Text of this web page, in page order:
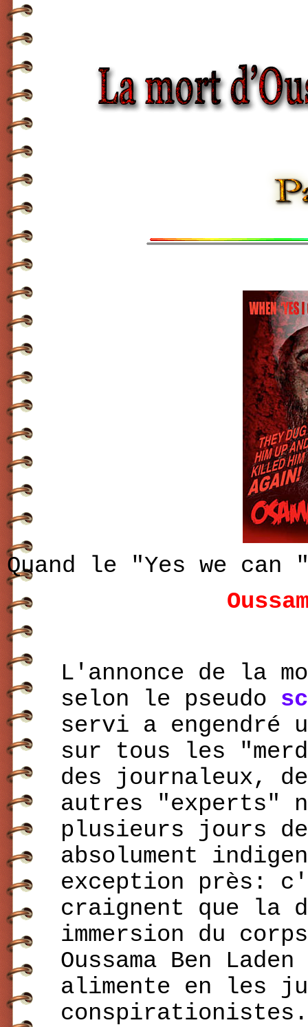
Quand le "Yes we
L'annonce de la
selon le pseudo
servi a engendré
sur tous les
des journaleux,
autres "experts"
plusieurs jours
absolument
exception près:
craignent que la
immersion du
Oussama Ben
alimente en les